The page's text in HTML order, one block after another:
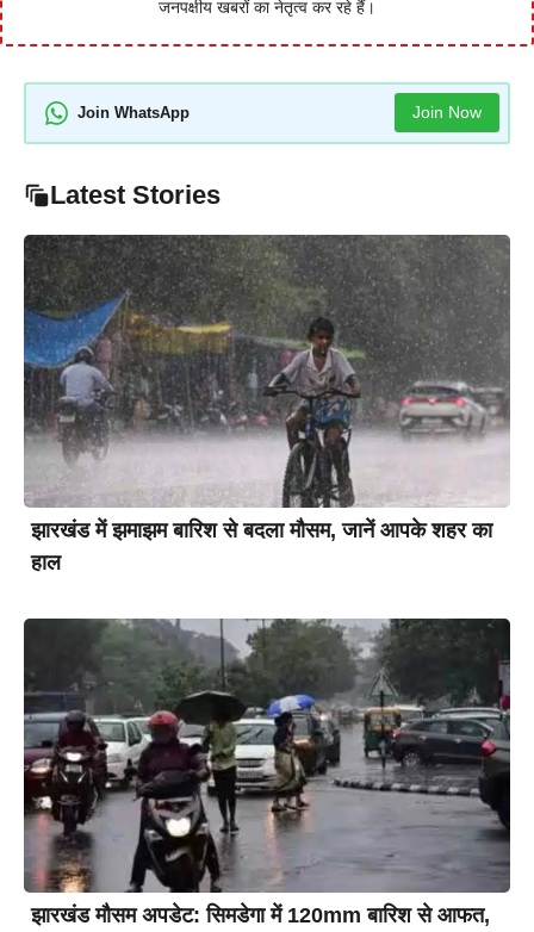
जनपक्षीय खबरों का नेतृत्व कर रहे हैं।
Join WhatsApp Join Now
Latest Stories
झारखंड में झमाझम बारिश से बदला मौसम, जानें आपके शहर का
हाल
झारखंड मौसम अपडेट: सिमडेगा में 120mm बारिश से आफत,